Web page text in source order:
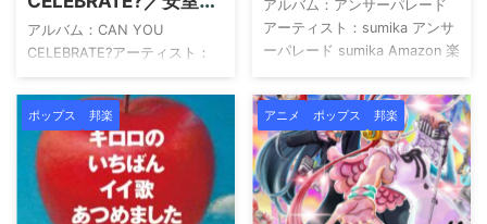
ューしました。メ ...
能を磨き、SUPER MONKEY'S
を経て1990年代半ばにソロと
室哲哉プロ ...
美恵
アルバム：CAN YOU
CELEBRATE?アーティスト：
安室奈美恵 現在、安室奈美恵
の楽曲はSpotifyはじめサブス
クリクションでの配信が停止
されていて視聴することがで
きません。ご了承ください。
181920 安室奈美恵 Amazon
楽天市場 Yahoo!ショッピング
アルバム：アンサーパレード
アーティスト：sumika アンサ
ーパレード sumika Amazon 楽
天市場 Yahoo!ショッピング
HMV TOWER RECORDS Book
Off メルカリ この楽曲は
ISUM（一般社団法人音楽特定
利用促進機構）登録楽曲 で
す。 provided by Wedding
Sound アーティストについて
ポップス 邦楽 アニメ ポップス 邦楽